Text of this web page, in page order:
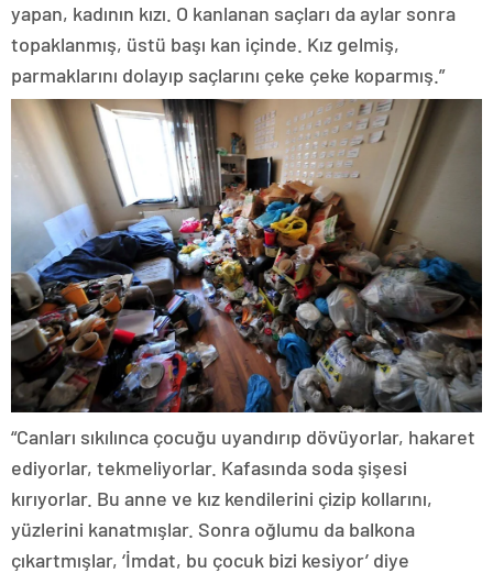
yapan, kadının kızı. O kanlanan saçları da aylar sonra
topaklanmış, üstü başı kan içinde. Kız gelmiş,
parmaklarını dolayıp saçlarını çeke çeke koparmış.”
“Canları sıkılınca çocuğu uyandırıp dövüyorlar, hakaret
ediyorlar, tekmeliyorlar. Kafasında soda şişesi
kırıyorlar. Bu anne ve kız kendilerini çizip kollarını,
yüzlerini kanatmışlar. Sonra oğlumu da balkona
çıkartmışlar, ‘İmdat, bu çocuk bizi kesiyor’ diye